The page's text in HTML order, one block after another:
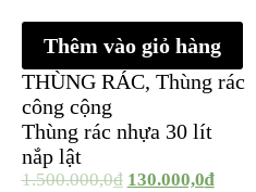
Thêm vào giỏ hàng
THÙNG RÁC, Thùng rác
công cộng
Thùng rác nhựa 30 lít
nắp lật
1.500.000,0₫ 130.000,0₫